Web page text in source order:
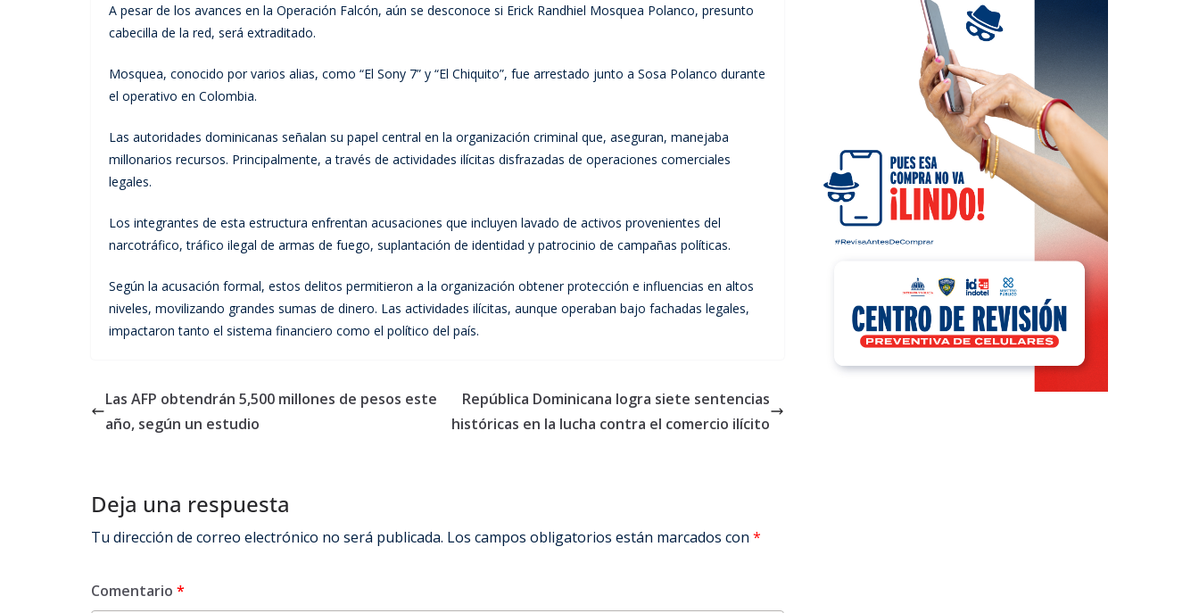
A pesar de los avances en la Operación Falcón, aún se desconoce si Erick Randhiel Mosquea Polanco, presunto
cabecilla de la red, será extraditado.
Mosquea, conocido por varios alias, como “El Sony 7” y “El Chiquito”, fue arrestado junto a Sosa Polanco durante
el operativo en Colombia.
Las autoridades dominicanas señalan su papel central en la organización criminal que, aseguran, manejaba
millonarios recursos. Principalmente, a través de actividades ilícitas disfrazadas de operaciones comerciales
legales.
Los integrantes de esta estructura enfrentan acusaciones que incluyen lavado de activos provenientes del
narcotráfico, tráfico ilegal de armas de fuego, suplantación de identidad y patrocinio de campañas políticas.
Según la acusación formal, estos delitos permitieron a la organización obtener protección e influencias en altos
niveles, movilizando grandes sumas de dinero. Las actividades ilícitas, aunque operaban bajo fachadas legales,
impactaron tanto el sistema financiero como el político del país.
Las AFP obtendrán 5,500 millones de pesos este
año, según un estudio
República Dominicana logra siete sentencias
históricas en la lucha contra el comercio ilícito
Deja una respuesta
Tu dirección de correo electrónico no será publicada. Los campos obligatorios están marcados con *
Comentario *